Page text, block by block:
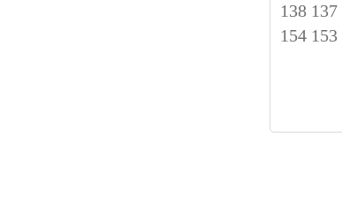
137
138
153
154